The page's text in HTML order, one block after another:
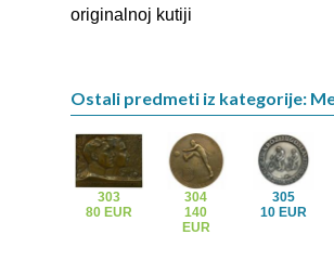
originalnoj kutiji
Ostali predmeti iz kategorije:
303
80 EUR
304
140
EUR
305
10 EUR